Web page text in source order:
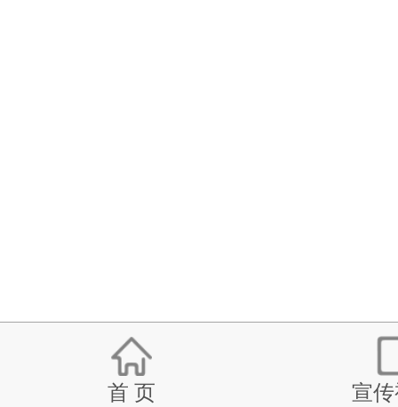
首 页 宣